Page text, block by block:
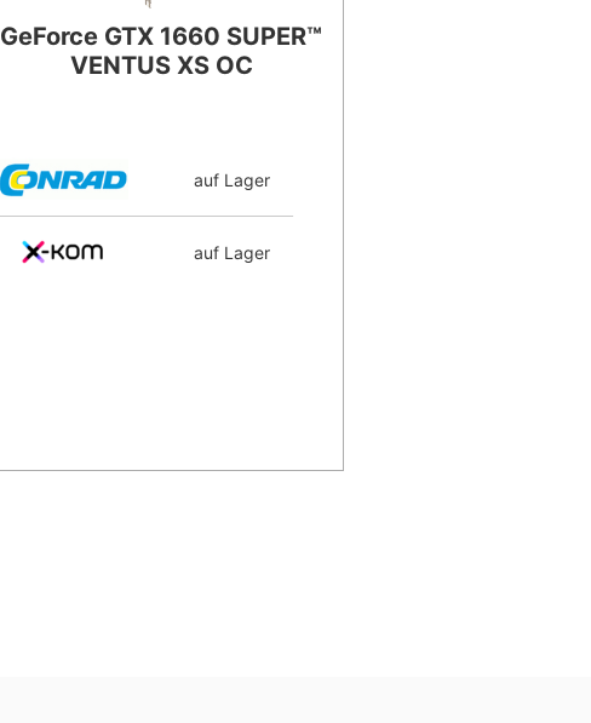
GeForce GTX 1660 SUPER™
VENTUS XS OC
auf Lager
auf Lager